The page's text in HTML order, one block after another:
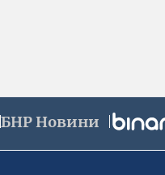
БНР Новини